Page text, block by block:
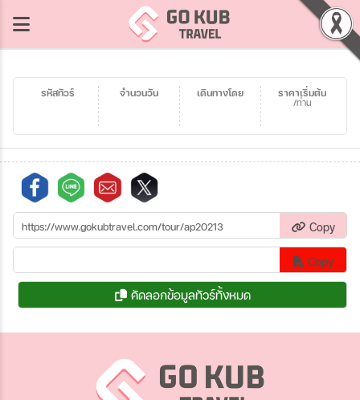
รหัสทัวร์ จำนวนวัน ราคาเริ่มต้น
/ท่าน
เดินทางโดย
Copy
Copy
คัดลอกข้อมูลทัวร์ทั้งหมด